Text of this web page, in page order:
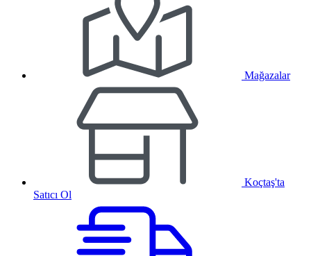
Mağazalar
Koçtaş'ta
Satıcı Ol